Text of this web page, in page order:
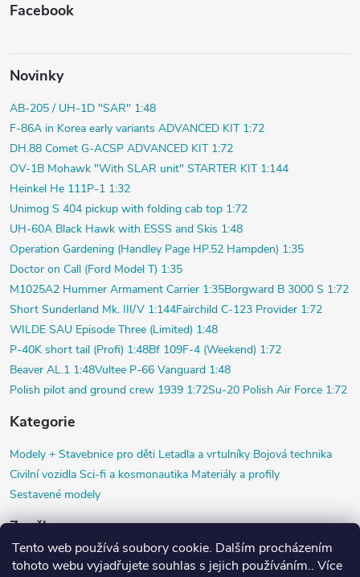
Tento web používá soubory cookie. Dalším procházením
tohoto webu vyjadřujete souhlas s jejich používáním.. Více
Facebook
Novinky
AB-205 / UH-1D "SAR" 1:48
F-86A in Korea early variants ADVANCED KIT 1:72
DH.88 Comet G-ACSP ADVANCED KIT 1:72
OV-1B Mohawk "With SLAR unit" STARTER KIT 1:144
Heinkel He 111P-1 1:32
Unimog S 404 pickup with folding cab top 1:72
UH-60A Black Hawk with ESSS and Skis 1:48
Operation Gardening (Handley Page HP.52 Hampden) 1:35
Doctor on Call (Ford Model T) 1:35
M1025A2 Hummer Armament Carrier 1:35Borgward B 3000 S 1:72
Short Sunderland Mk. III/V 1:144Fairchild C-123 Provider 1:72
WILDE SAU Episode Three (Limited) 1:48
P-40K short tail (Profi) 1:48Bf 109F-4 (Weekend) 1:72
Beaver AL.1 1:48Vultee P-66 Vanguard 1:48
Polish pilot and ground crew 1939 1:72Su-20 Polish Air Force 1:72
Kategorie
Modely + Stavebnice pro děti Letadla a vrtulníky Bojová technika
Civilní vozidla Sci-fi a kosmonautika Materiály a profily
Sestavené modely
Značky
Airfix Black Dog Copper State Models SIA Diorama HM HR model